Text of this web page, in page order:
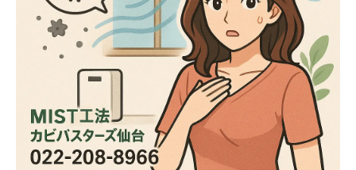
まとめ＆ご相談はこちらへ💚